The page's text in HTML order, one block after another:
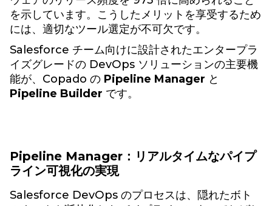
を示しています。こうしたメリットを享受するため
には、適切なツール選定が不可欠です。
Salesforce チーム向けに設計されたエンタープラ
イズグレードの DevOps ソリューションの主要機
能が、Copado の Pipeline Manager と
Pipeline Builder です。
Pipeline Manager：リアルタイムなパイプ
ライン可視化の実現
Salesforce DevOps のプロセスは、隠れたボト